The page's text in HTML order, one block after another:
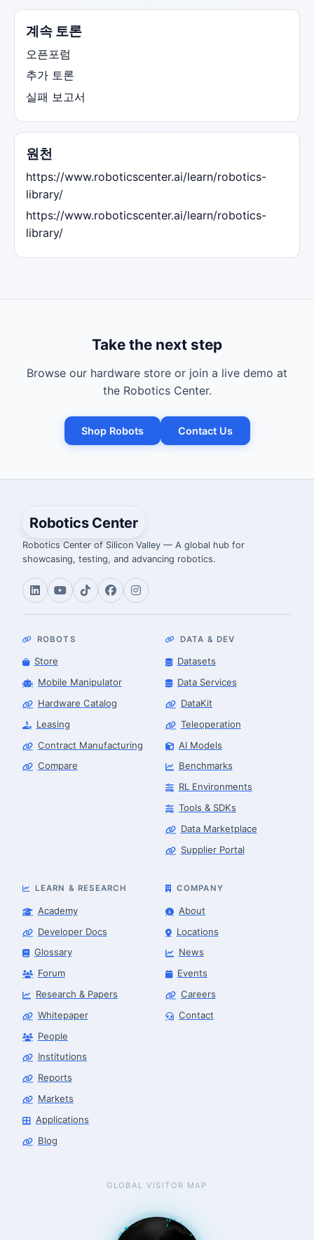
계속 토론
오픈포럼
추가 토론
실패 보고서
원천
https://www.roboticscenter.ai/learn/robotics-
library/
https://www.roboticscenter.ai/learn/robotics-
library/
Take the next step
Browse our hardware store or join a live demo at
the Robotics Center.
Shop Robots Contact Us
Robotics Center
Robotics Center of Silicon Valley — A global hub for
showcasing, testing, and advancing robotics.
ROBOTS
Store
Mobile Manipulator
Hardware Catalog
Leasing
Contract Manufacturing
Compare
DATA & DEV
Datasets
Data Services
DataKit
Teleoperation
AI Models
Benchmarks
RL Environments
Tools & SDKs
Data Marketplace
Supplier Portal
LEARN & RESEARCH
Academy
Developer Docs
Glossary
Forum
Research & Papers
Whitepaper
People
Institutions
Reports
Markets
Applications
Blog
COMPANY
About
Locations
News
Events
Careers
Contact
GLOBAL VISITOR MAP
Robotics Advisor